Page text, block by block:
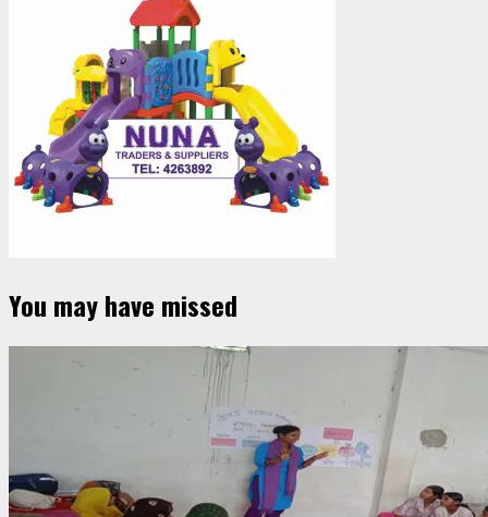
You may have missed